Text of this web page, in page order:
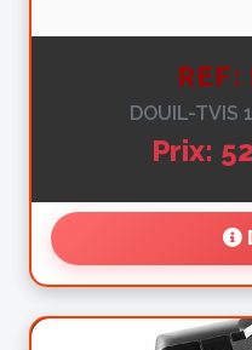
REF:
DOUIL-TVIS
Prix: